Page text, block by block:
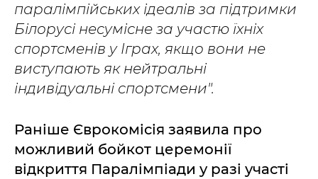
паралімпійських ідеалів за підтримки
Білорусі несумісне за участю їхніх
спортсменів у Іграх, якщо вони не
виступають як нейтральні
індивідуальні спортсмени".
Раніше Єврокомісія заявила про
можливий бойкот церемонії
відкриття Паралімпіади у разі участі